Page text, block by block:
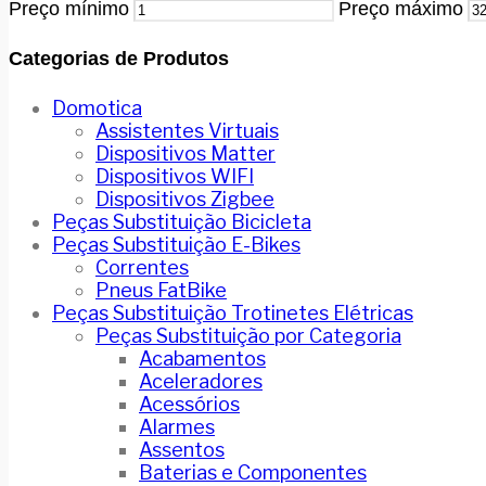
Preço mínimo Preço máximo
Categorias de Produtos
Domotica
Assistentes Virtuais
Dispositivos Matter
Dispositivos WIFI
Dispositivos Zigbee
Peças Substituição Bicicleta
Peças Substituição E-Bikes
Correntes
Pneus FatBike
Peças Substituição Trotinetes Elétricas
Peças Substituição por Categoria
Acabamentos
Aceleradores
Acessórios
Alarmes
Assentos
Baterias e Componentes